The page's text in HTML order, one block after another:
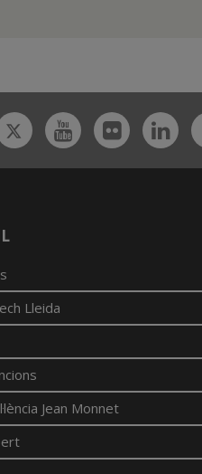
TwitterYoutubeFlickr
Lleida
Jean Monnet